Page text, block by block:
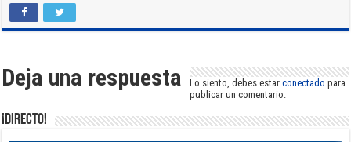
Deja una respuesta Lo siento, debes estarconectado para
publicar un comentario.
¡DIRECTO!